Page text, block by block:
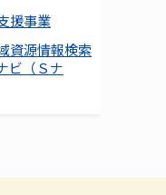
援事業
資源情報検索
ビ（Ｓナ